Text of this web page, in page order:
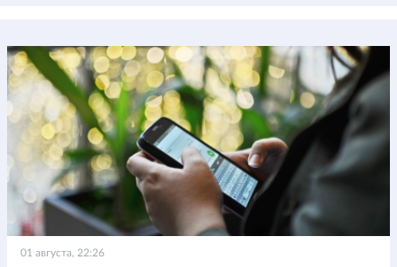
01 августа, 22:26